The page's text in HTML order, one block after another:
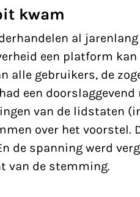
kwam
al jarenlang
een platform
alle gebruikers, de
een
van de lidstaten
over het voorstel.
de spanning werd
van de stemming.